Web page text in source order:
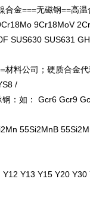
金===无磁钢==高温
9Cr18MoV
SUS630 SUS631
料公司；硬质合金代
/
：如： Gcr6 Gcr9
55Si2MnB
Y13 Y15 Y20 Y30